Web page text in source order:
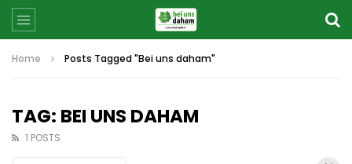
Home Posts Tagged "Bei uns daham"
TAG: BEI UNS DAHAM
1 POSTS